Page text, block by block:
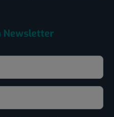
Newsletter